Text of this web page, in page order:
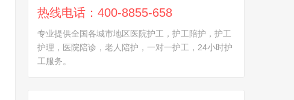
热线电话：400-8855-658
专业提供全国各城市地区医院护工，护工陪护，护工
护理，医院陪诊，老人陪护，一对一护工，24小时护
工服务。